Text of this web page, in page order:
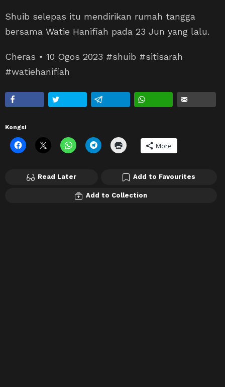
Shuib selepas itu mendirikan rumah tangga
bersama Watie Hanifiah pada 23 Jun yang lalu.
Cheras • 10 Ogos 2023 #shuib #sitisarah
#watiehanifiah
Kongsi
More
Read Later Add to Favourites
Add to Collection